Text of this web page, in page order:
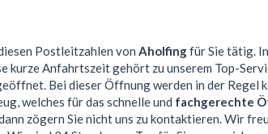
Postleitzahlen von Aholfingfür Sie tätig.
kurze Anfahrtszeit gehört zu unserem Top-
Bei dieser Öffnung werden in der Regel
welches für das schnelle und fachgerechte
zögern Sie nicht uns zu kontaktieren. Wir